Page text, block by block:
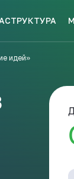
идей»
СТАТЬИ